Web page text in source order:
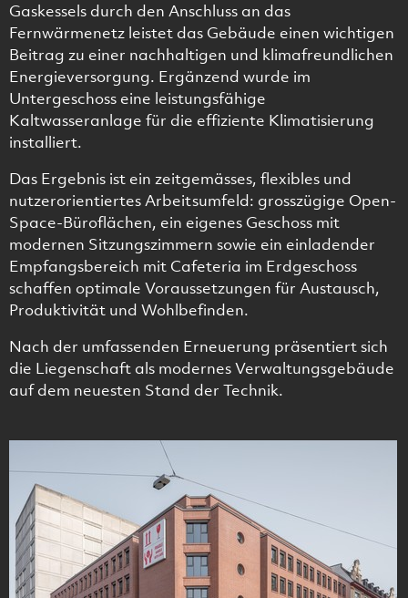
Gaskessels durch den Anschluss an das
Fernwärmenetz leistet das Gebäude einen wichtigen
Beitrag zu einer nachhaltigen und klimafreundlichen
Energieversorgung. Ergänzend wurde im
Untergeschoss eine leistungsfähige
Kaltwasseranlage für die effiziente Klimatisierung
installiert.
Das Ergebnis ist ein zeitgemässes, flexibles und
nutzerorientiertes Arbeitsumfeld: grosszügige Open-
Space-Büroflächen, ein eigenes Geschoss mit
modernen Sitzungszimmern sowie ein einladender
Empfangsbereich mit Cafeteria im Erdgeschoss
schaffen optimale Voraussetzungen für Austausch,
Produktivität und Wohlbefinden.
Nach der umfassenden Erneuerung präsentiert sich
die Liegenschaft als modernes Verwaltungsgebäude
auf dem neuesten Stand der Technik.